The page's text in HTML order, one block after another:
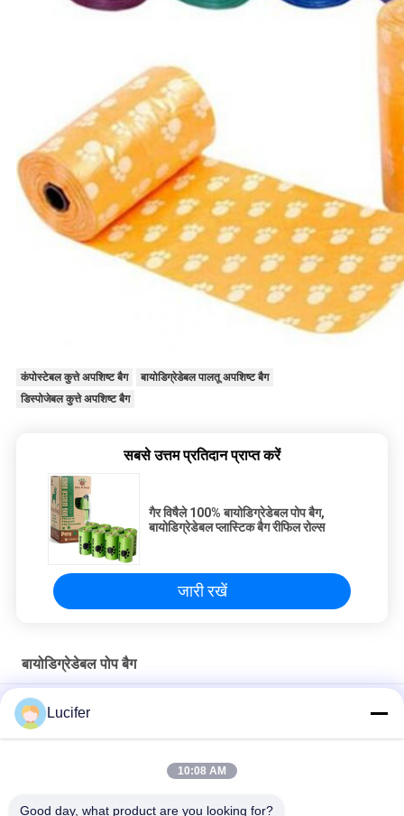
कंपोस्टेबल कुत्ते अपशिष्ट बैग
बायोडिग्रेडेबल पालतू अपशिष्ट बैग
डिस्पोजेबल कुत्ते अपशिष्ट बैग
सबसे उत्तम प्रतिदान प्राप्त करें
गैर विषैले 100% बायोडिग्रेडेबल पोप बैग,
बायोडिग्रेडेबल प्लास्टिक बैग रीफिल रोल्स
जारी रखें
बायोडिग्रेडेबल पोप बैग
पीएलए बायोडिग्रेडेबल पोप बैग पालतू कुत्ता डिस्पेंसर कस्टम लोगो उपलब्ध के साथ
उपयोग करेंLucifer
10:08 AM
Good day, what product are you looking for?